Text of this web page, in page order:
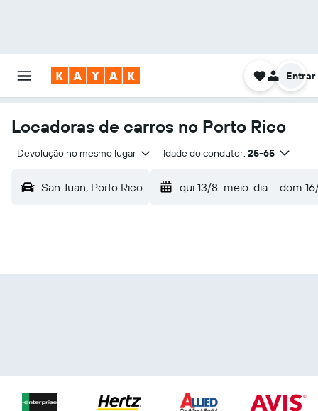
Entrar
Locadoras de carros no Porto Rico
Devolução no mesmo lugar Idade do condutor: 25-65
San Juan, Porto Rico qui 13/8 meio-dia - dom